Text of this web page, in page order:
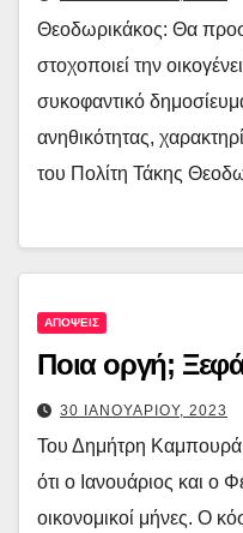
Θεοδωρικάκος: Θα
στοχοποιεί την
συκοφαντικό
ανηθικότητας,
του Πολίτη Τάκης
ΑΠΟΨΕΙΣ
Ποια οργή;
30 ΙΑΝΟΥΑΡΙΟΥ, 2023
Του Δημήτρη
ότι ο Ιανουάριος και ο
οικονομικοί μήνες. Ο